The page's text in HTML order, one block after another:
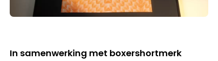
In samenwerking met boxershortmerk